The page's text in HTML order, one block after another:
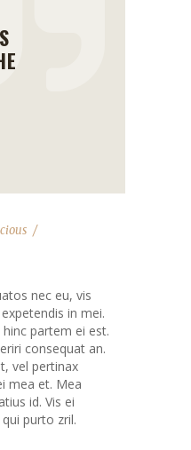
nec eu, vis
in mei.
partem ei est.
consequat an.
vel pertinax
mea et. Mea
id. Vis ei
purto zril.